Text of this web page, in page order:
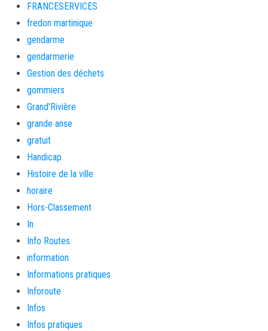
FRANCESERVICES
fredon martinique
gendarme
gendarmerie
Gestion des déchets
gommiers
Grand'Rivière
grande anse
gratuit
Handicap
Histoire de la ville
horaire
Hors-Classement
In
Info Routes
information
Informations pratiques
Inforoute
Infos
Infos pratiques